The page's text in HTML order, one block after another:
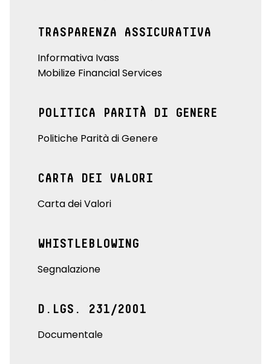
TRASPARENZA ASSICURATIVA
Informativa Ivass
Mobilize Financial Services
POLITICA PARITÀ DI GENERE
Politiche Parità di Genere
CARTA DEI VALORI
Carta dei Valori
WHISTLEBLOWING
Segnalazione
D.LGS. 231/2001
Documentale